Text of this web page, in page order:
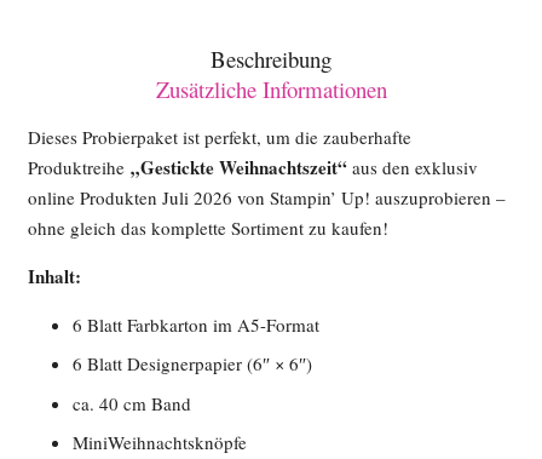
Beschreibung
Zusätzliche Informationen
Dieses Probierpaket ist perfekt, um die zauberhafte
Produktreihe „Gestickte Weihnachtszeit“aus den exklusiv
online Produkten Juli 2026 von Stampin’ Up! auszuprobieren –
ohne gleich das komplette Sortiment zu kaufen!
Inhalt:
6 Blatt Farbkarton im A5-Format
6 Blatt Designerpapier (6″ × 6″)
ca. 40 cm Band
MiniWeihnachtsknöpfe